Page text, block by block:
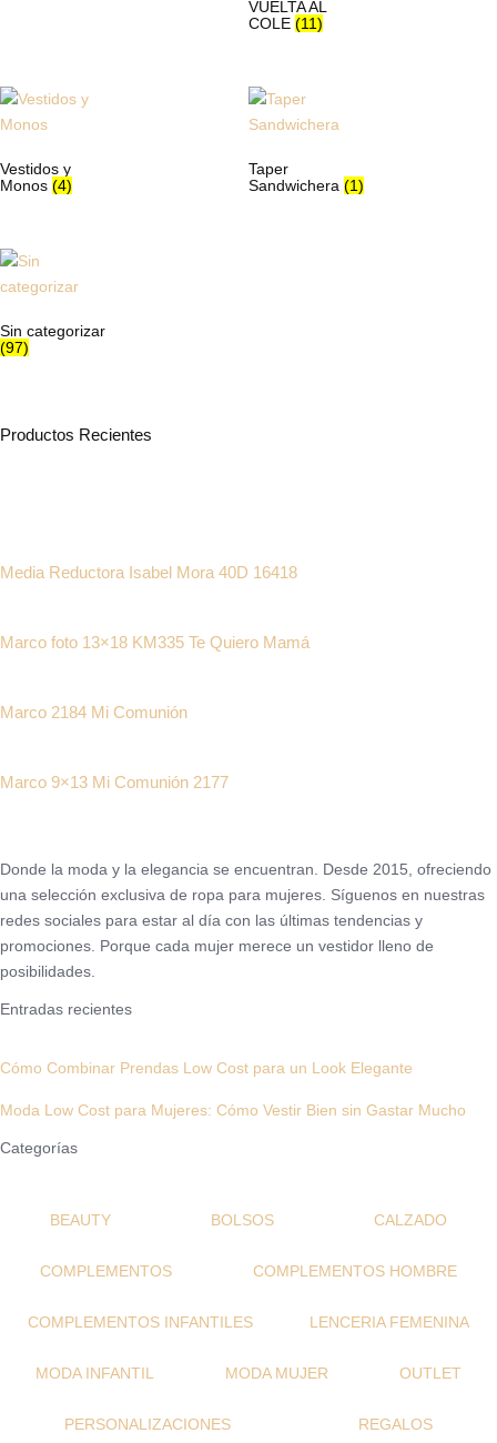
VUELTA AL
COLE (11)
Vestidos y
Monos (4)
Taper
Sandwichera (1)
Sin categorizar
(97)
Productos Recientes
Media Reductora Isabel Mora 40D 16418
Marco foto 13×18 KM335 Te Quiero Mamá
Marco 2184 Mi Comunión
Marco 9×13 Mi Comunión 2177
Donde la moda y la elegancia se encuentran. Desde 2015, ofreciendo
una selección exclusiva de ropa para mujeres. Síguenos en nuestras
redes sociales para estar al día con las últimas tendencias y
promociones. Porque cada mujer merece un vestidor lleno de
posibilidades.
Entradas recientes
Cómo Combinar Prendas Low Cost para un Look Elegante
Moda Low Cost para Mujeres: Cómo Vestir Bien sin Gastar Mucho
Categorías
BEAUTY BOLSOS CALZADO
COMPLEMENTOS COMPLEMENTOS HOMBRE
COMPLEMENTOS INFANTILES LENCERIA FEMENINA
MODA INFANTIL MODA MUJER OUTLET
PERSONALIZACIONES REGALOS